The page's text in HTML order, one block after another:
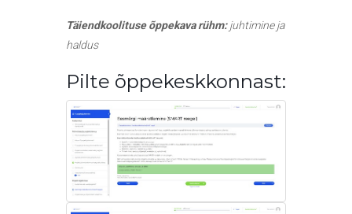
Täiendkoolituse õppekava rühm:juhtimine ja
haldus
Pilte õppekeskkonnast: